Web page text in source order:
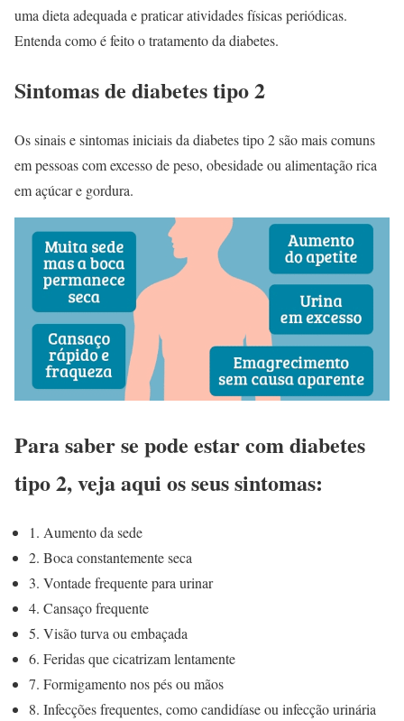
uma dieta adequada e praticar atividades físicas periódicas.
Entenda como é feito o tratamento da diabetes.
Sintomas de diabetes tipo 2
Os sinais e sintomas iniciais da diabetes tipo 2 são mais comuns
em pessoas com excesso de peso, obesidade ou alimentação rica
em açúcar e gordura.
Para saber se pode estar com diabetes
tipo 2, veja aqui os seus sintomas:
1. Aumento da sede
2. Boca constantemente seca
3. Vontade frequente para urinar
4. Cansaço frequente
5. Visão turva ou embaçada
6. Feridas que cicatrizam lentamente
7. Formigamento nos pés ou mãos
8. Infecções frequentes, como candidíase ou infecção urinária